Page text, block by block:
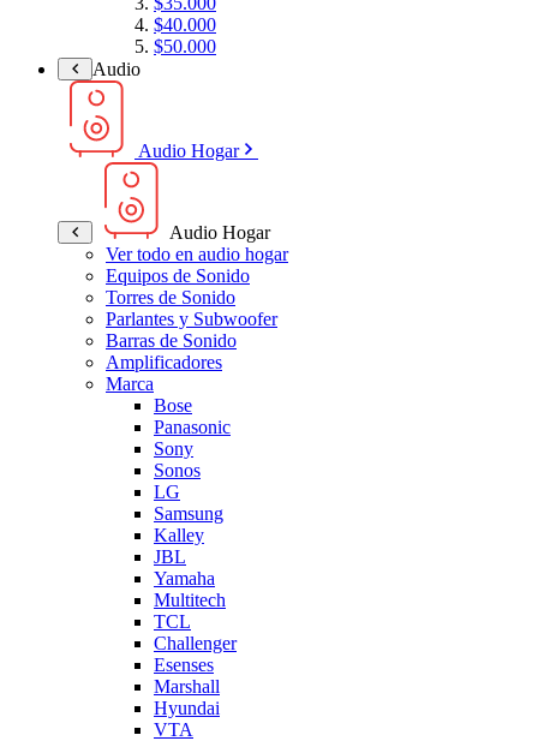
$40.000
$50.000
Audio
Audio Hogar
Audio Hogar
Ver todo en audio hogar
Equipos de Sonido
Torres de Sonido
Parlantes y Subwoofer
Barras de Sonido
Amplificadores
Marca
Bose
Panasonic
Sony
Sonos
LG
Samsung
Kalley
JBL
Yamaha
Multitech
TCL
Challenger
Esenses
Marshall
Hyundai
VTA